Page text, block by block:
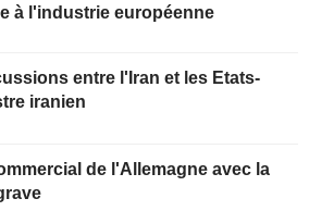
à l'industrie européenne
entre l'Iran et les Etats-
iranien
de l'Allemagne avec la